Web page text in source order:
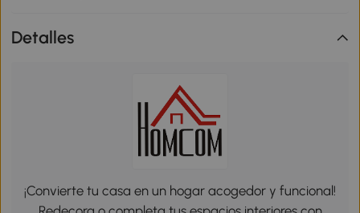
Detalles
¡Convierte tu casa en un hogar acogedor y funcional!